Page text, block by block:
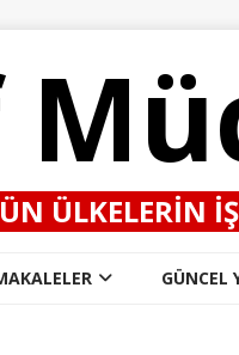
ÜLKELERIN
GÜNCEL